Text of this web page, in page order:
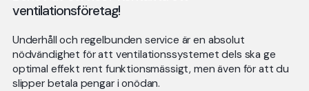
ventilationsföretag!
Underhåll och regelbunden service är en absolut
nödvändighet för att ventilationssystemet dels ska ge
optimal effekt rent funktionsmässigt, men även för att du
slipper betala pengar i onödan.